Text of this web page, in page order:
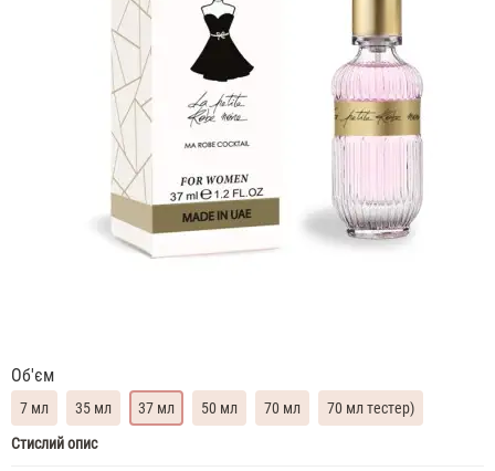
Об'єм
7 мл 35 мл 37 мл 50 мл 70 мл
70 мл тестер)
Guerlain
Стислий опис